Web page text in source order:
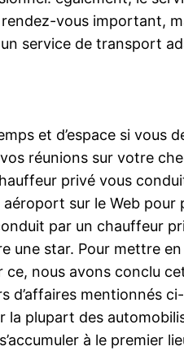
vous important,
service de transport
et d’espace si
réunions sur votre
privé vous
sur le Web pour
par un chauffeur
une star. Pour mettre
ce, nous avons conclu
d’affaires mentionnés
la plupart des
à le premier